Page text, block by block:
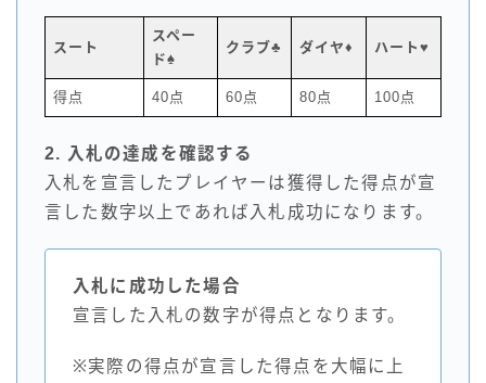
スート
スペー
ド♠
クラブ♣ ダイヤ♦ ハート♥
得点 40点 60点 80点 100点
2. 入札の達成を確認する
入札を宣言したプレイヤーは獲得した得点が宣
言した数字以上であれば入札成功になります。
入札に成功した場合
宣言した入札の数字が得点となります。
※実際の得点が宣言した得点を大幅に上